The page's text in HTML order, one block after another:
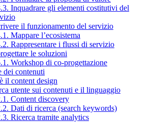
Inquadrare gli elementi costitutivi del
il funzionamento del servizio
Mappare l’ecosistema
Rappresentare i flussi di servizio
le soluzioni
Workshop di co-progettazione
dei contenuti
il content design
utente sui contenuti e il linguaggio
Content discovery
Dati di ricerca (search keywords)
Ricerca tramite analytics